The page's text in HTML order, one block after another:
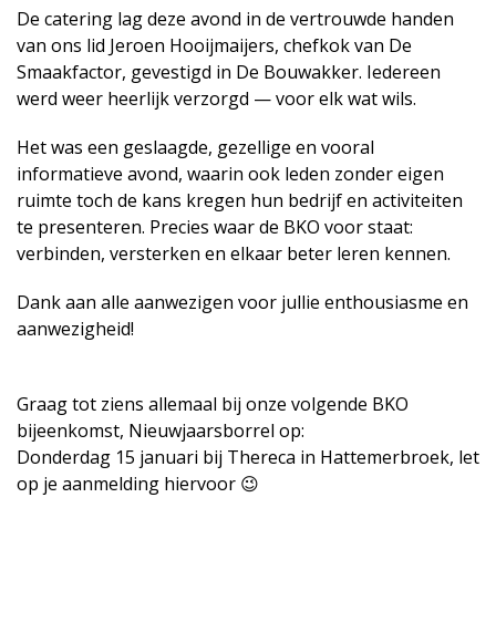
De catering lag deze avond in de vertrouwde handen
van ons lid Jeroen Hooijmaijers, chefkok van De
Smaakfactor, gevestigd in De Bouwakker. Iedereen
werd weer heerlijk verzorgd — voor elk wat wils.
Het was een geslaagde, gezellige en vooral
informatieve avond, waarin ook leden zonder eigen
ruimte toch de kans kregen hun bedrijf en activiteiten
te presenteren. Precies waar de BKO voor staat:
verbinden, versterken en elkaar beter leren kennen.
Dank aan alle aanwezigen voor jullie enthousiasme en
aanwezigheid!
Graag tot ziens allemaal bij onze volgende BKO
bijeenkomst, Nieuwjaarsborrel op:
Donderdag 15 januari bij Thereca in Hattemerbroek, let
op je aanmelding hiervoor 😉